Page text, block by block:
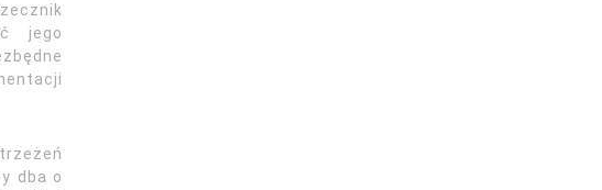
jego
dba o